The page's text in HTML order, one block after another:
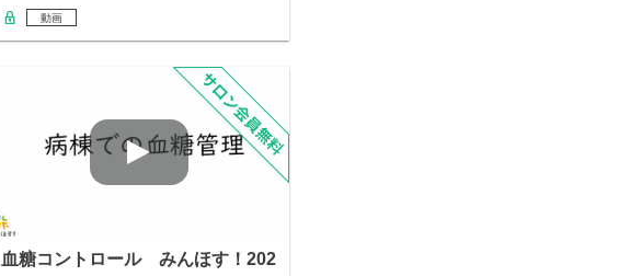
透析診…
動画
血糖コントロール みんほす！202